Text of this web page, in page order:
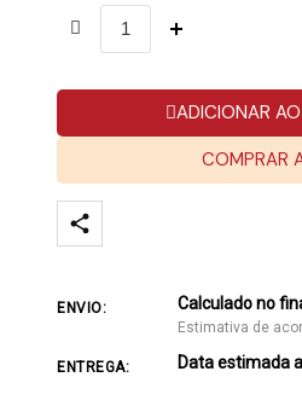
ADICIONAR
COMPRAR
ENVIO: Calculado no
Estimativa de
ENTREGA: Data estimada